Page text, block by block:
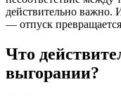
действительно важно.
— отпуск
Что
выгорании?